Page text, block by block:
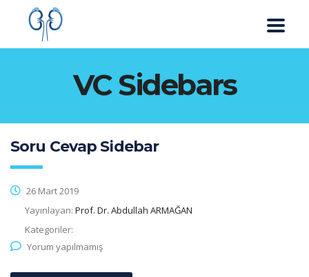
VC Sidebars
Soru Cevap Sidebar
26 Mart 2019
Yayınlayan: Prof. Dr. Abdullah ARMAĞAN
Kategoriler:
Yorum yapılmamış